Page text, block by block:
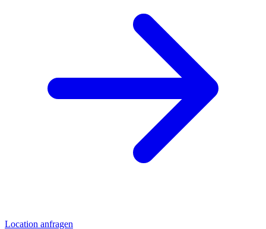
Location anfragen